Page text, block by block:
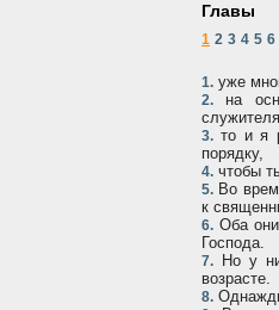
Главы
1 2 3 4 5 6
1. уже
2. на
3. то и я
порядку,
4. чтобы
5. Во
к
6. Оба
Господа.
7. Но у
возрасте.
8.